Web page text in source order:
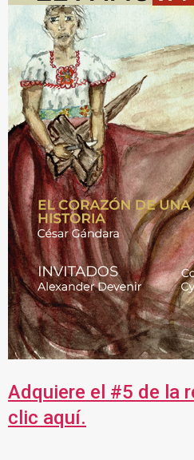
Adquiere el #5 de la
clic aquí.